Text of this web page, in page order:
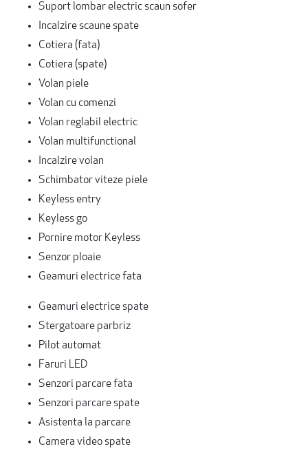
Suport lombar electric scaun sofer
Incalzire scaune spate
Cotiera (fata)
Cotiera (spate)
Volan piele
Volan cu comenzi
Volan reglabil electric
Volan multifunctional
Incalzire volan
Schimbator viteze piele
Keyless entry
Keyless go
Pornire motor Keyless
Senzor ploaie
Geamuri electrice fata
Geamuri electrice spate
Stergatoare parbriz
Pilot automat
Faruri LED
Senzori parcare fata
Senzori parcare spate
Asistenta la parcare
Camera video spate